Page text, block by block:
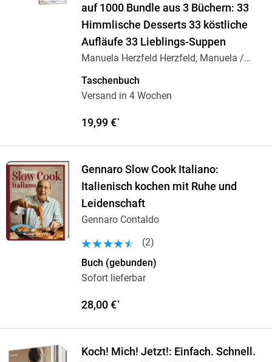
auf 1000 Bundle aus 3 Büchern: 33
Himmlische Desserts 33 köstliche
Aufläufe 33 Lieblings-Suppen
Manuela Herzfeld Herzfeld, Manuela /
Taschenbuch
Versand in 4 Wochen
19,99 €*
Gennaro Slow Cook Italiano:
Italienisch kochen mit Ruhe und
Leidenschaft
Gennaro Contaldo
(2)
Buch (gebunden)
Sofort lieferbar
28,00 €*
Koch! Mich! Jetzt!: Einfach. Schnell.